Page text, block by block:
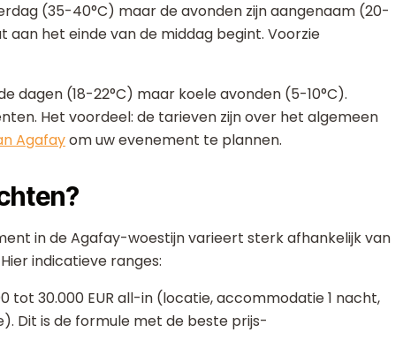
(35-40°C) maar de avonden zijn aangenaam (20-
het einde van de middag begint. Voorzie
dagen (18-22°C) maar koele avonden (5-10°C).
Het voordeel: de tarieven zijn over het algemeen
Agafayom uw evenement te plannen.
in de Agafay-woestijn varieert sterk afhankelijk van
indicatieve ranges:
tot 30.000 EUR all-in (locatie, accommodatie 1 nacht,
Dit is de formule met de beste prijs-